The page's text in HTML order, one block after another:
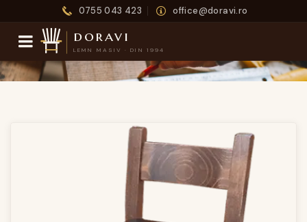
0755 043 423 office@doravi.ro
doravi
LEMN MASIV · DIN 1994